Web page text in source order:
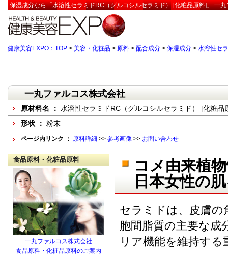
保湿成分なら「水溶性セラミドRC（グルコシルセラミド） [化粧品原料]」:一
健康美容EXPO：TOP > 美容・化粧品 > 原料 > 配合成分 > 保湿成分 > 水溶性セ
一丸ファルコス株式会社
原材料名 ： 水溶性セラミドRC（グルコシルセラミド） [化粧品
形状 ： 粉末
ページ内リンク ： 原料詳細 >> 参考画像 >> お問い合わせ
コメ由来植
日本女性の
セラミドは、皮膚の
胞間脂質の主要な成
リア機能を維持す
食品原料・化粧品原料
一丸ファルコス株式会社
食品原料・化粧品原料のご案内